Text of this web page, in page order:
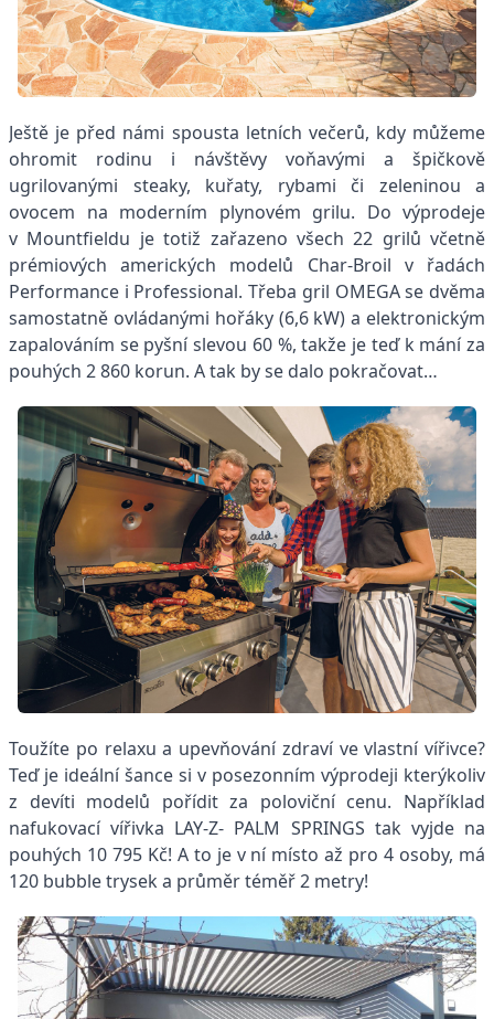
Ještě je před námi spousta letních večerů, kdy můžeme
ohromit rodinu i návštěvy voňavými a špičkově
ugrilovanými steaky, kuřaty, rybami či zeleninou a
ovocem na moderním plynovém grilu. Do výprodeje
v Mountfieldu je totiž zařazeno všech 22 grilů včetně
prémiových amerických modelů Char-Broil v řadách
Performance i Professional. Třeba gril OMEGA se dvěma
samostatně ovládanými hořáky (6,6 kW) a elektronickým
zapalováním se pyšní slevou 60 %, takže je teď k mání za
pouhých 2 860 korun. A tak by se dalo pokračovat…
Toužíte po relaxu a upevňování zdraví ve vlastní vířivce?
Teď je ideální šance si v posezonním výprodeji kterýkoliv
z devíti modelů pořídit za poloviční cenu. Například
nafukovací vířivka LAY-Z- PALM SPRINGS tak vyjde na
pouhých 10 795 Kč! A to je v ní místo až pro 4 osoby, má
120 bubble trysek a průměr téměř 2 metry!